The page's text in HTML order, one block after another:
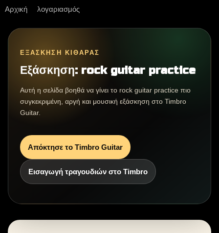
Αρχική λογαριασμός
ΕΞΆΣΚΗΣΗ ΚΙΘΆΡΑΣ
Εξάσκηση: rock guitar practice
Αυτή η σελίδα βοηθά να γίνει το rock guitar practice πιο
συγκεκριμένη, αργή και μουσική εξάσκηση στο Timbro
Guitar.
Απόκτησε το Timbro Guitar
Εισαγωγή τραγουδιών στο Timbro